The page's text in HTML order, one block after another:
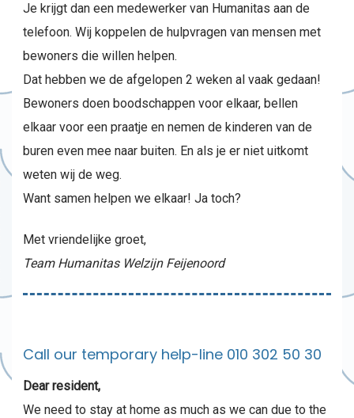
Je krijgt dan een medewerker van Humanitas aan de
telefoon. Wij koppelen de hulpvragen van mensen met
bewoners die willen helpen.
Dat hebben we de afgelopen 2 weken al vaak gedaan!
Bewoners doen boodschappen voor elkaar, bellen
elkaar voor een praatje en nemen de kinderen van de
buren even mee naar buiten. En als je er niet uitkomt
weten wij de weg.
Want samen helpen we elkaar! Ja toch?
Met vriendelijke groet,
Team Humanitas Welzijn Feijenoord
Call our temporary help-line 010 302 50 30
Dear resident,
We need to stay at home as much as we can due to the